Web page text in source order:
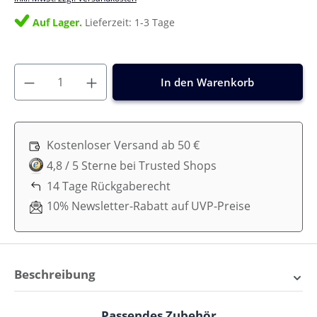
Auf Lager. Lieferzeit: 1-3 Tage
In den Warenkorb
Kostenloser Versand ab 50 €
4,8 / 5 Sterne bei Trusted Shops
14 Tage Rückgaberecht
10% Newsletter-Rabatt auf UVP-Preise
Beschreibung